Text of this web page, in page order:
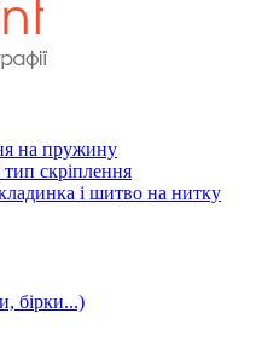
на пружину
скріплення
і шитво на нитку
бірки...)